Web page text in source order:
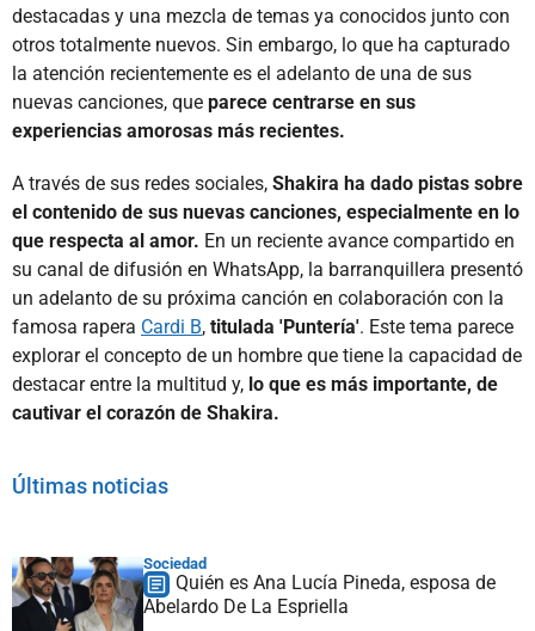
destacadas y una mezcla de temas ya conocidos junto con
otros totalmente nuevos. Sin embargo, lo que ha capturado
la atención recientemente es el adelanto de una de sus
nuevas canciones, que parece centrarse en sus
experiencias amorosas más recientes.
A través de sus redes sociales, Shakira ha dado pistas sobre
el contenido de sus nuevas canciones, especialmente en lo
que respecta al amor. En un reciente avance compartido en
su canal de difusión en WhatsApp, la barranquillera presentó
un adelanto de su próxima canción en colaboración con la
famosa rapera Cardi B, titulada 'Puntería'. Este tema parece
explorar el concepto de un hombre que tiene la capacidad de
destacar entre la multitud y, lo que es más importante, de
cautivar el corazón de Shakira.
Últimas noticias
Sociedad
Quién es Ana Lucía Pineda, esposa de
Abelardo De La Espriella